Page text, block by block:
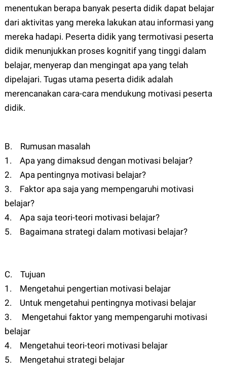
menentukan berapa banyak peserta didik dapat belajar
dari aktivitas yang mereka lakukan atau informasi yang
mereka hadapi. Peserta didik yang termotivasi peserta
didik menunjukkan proses kognitif yang tinggi dalam
belajar, menyerap dan mengingat apa yang telah
dipelajari. Tugas utama peserta didik adalah
merencanakan cara-cara mendukung motivasi peserta
didik.
B. Rumusan masalah
1. Apa yang dimaksud dengan motivasi belajar?
2. Apa pentingnya motivasi belajar?
3. Faktor apa saja yang mempengaruhi motivasi
belajar?
4. Apa saja teori-teori motivasi belajar?
5. Bagaimana strategi dalam motivasi belajar?
C. Tujuan
1. Mengetahui pengertian motivasi belajar
2. Untuk mengetahui pentingnya motivasi belajar
3. Mengetahui faktor yang mempengaruhi motivasi
belajar
4. Mengetahui teori-teori motivasi belajar
5. Mengetahui strategi belajar